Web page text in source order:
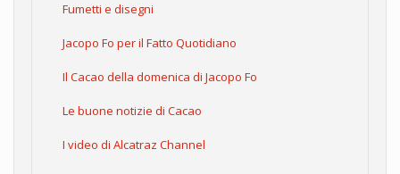
Fumetti e disegni
Jacopo Fo per il Fatto Quotidiano
Il Cacao della domenica di Jacopo Fo
Le buone notizie di Cacao
I video di Alcatraz Channel